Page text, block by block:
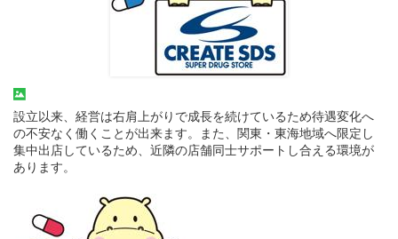
設立以来、経営は右肩上がりで成長を続けているため待遇変化へ
の不安なく働くことが出来ます。また、関東・東海地域へ限定し
集中出店しているため、近隣の店舗同士サポートし合える環境が
あります。